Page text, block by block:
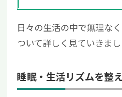
日々の生活の中で無理な
ついて詳しく見ていきまし
睡眠・生活リズムを整